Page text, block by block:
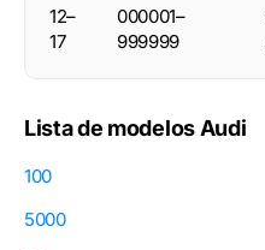
12–
17
000001–
999999
Lista de modelos Audi
100
5000